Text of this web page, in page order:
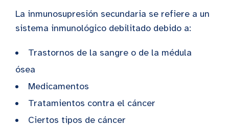
La inmunosupresión secundaria se refiere a un
sistema inmunológico debilitado debido a:
Trastornos de la sangre o de la médula
ósea
Medicamentos
Tratamientos contra el cáncer
Ciertos tipos de cáncer